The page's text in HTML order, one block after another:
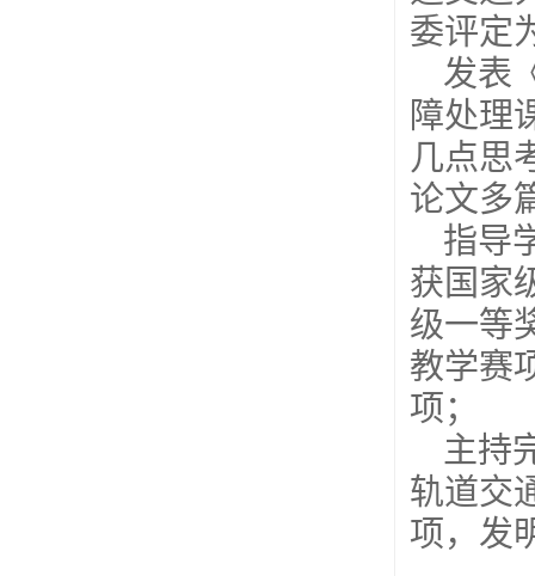
委评定
发表
障处理
几点思
论文多
指导
获国家
级一等
教学赛
项；
主持
轨道交
项，发